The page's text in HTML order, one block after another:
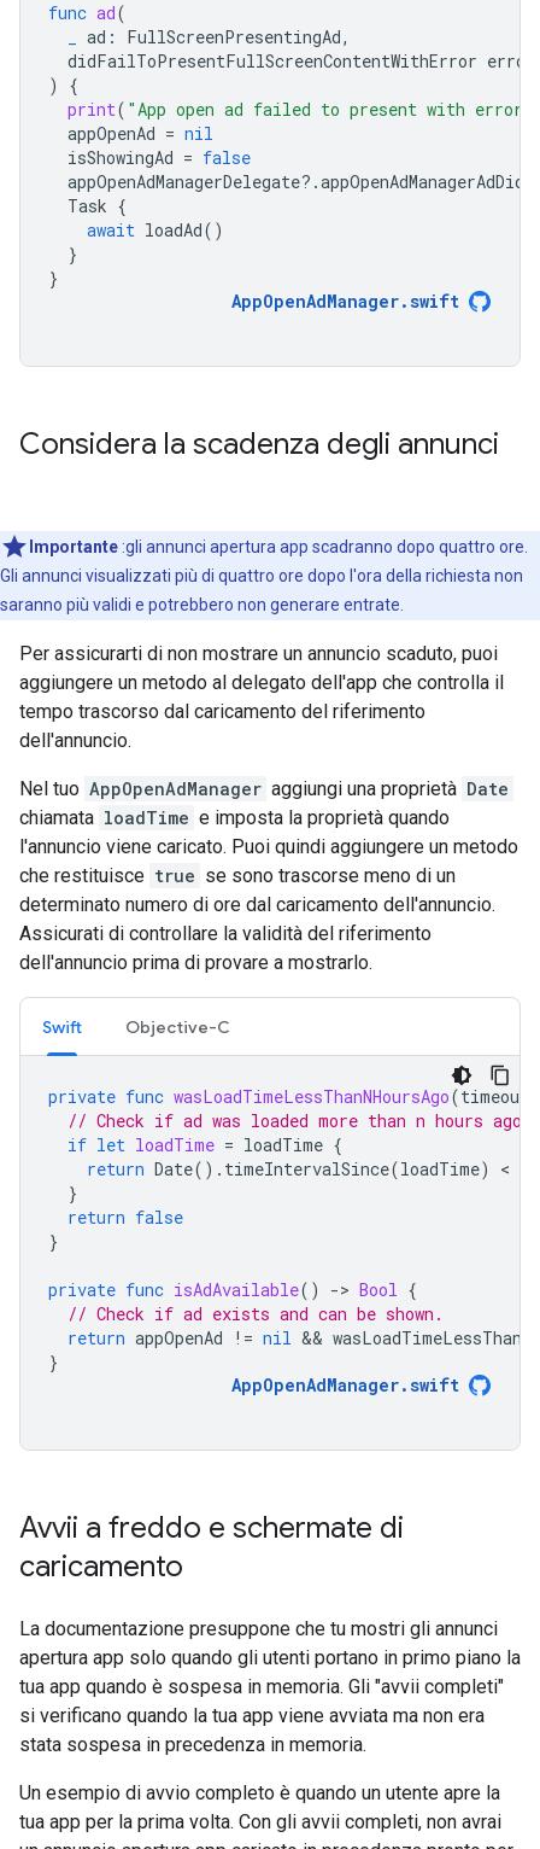
func ad(
ad : FullScreenPresentingAd,
didFailToPresentFullScreenContentWithError error
)
{
print( "App open ad failed to present with
appOpenAd = nil
isShowingAd = false
appOpenAdManagerDelegate?.
Task {
await loadAd()
}
}
AppOpenAdManager.swift
Considera la scadenza degli annunci
Importante :gli annunci apertura app scadranno dopo quattro ore.
Gli annunci visualizzati più di quattro ore dopo l'ora della richiesta non
saranno più validi e potrebbero non generare entrate.
Per assicurarti di non mostrare un annuncio scaduto, puoi
aggiungere un metodo al delegato dell'app che controlla il
tempo trascorso dal caricamento del riferimento
dell'annuncio.
Nel tuo AppOpenAdManager aggiungi una proprietà Date
chiamata loadTime e imposta la proprietà quando
l'annuncio viene caricato. Puoi quindi aggiungere un metodo
che restituisce true se sono trascorse meno di un
determinato numero di ore dal caricamento dell'annuncio.
Assicurati di controllare la validità del riferimento
dell'annuncio prima di provare a mostrarlo.
Swift Objective-C
private func wasLoadTimeLessThanNHoursAgo(
// Check if ad was loaded more than n hours ago.
if let loadTime = loadTime {
return Date(). timeIntervalSince(loadTime) <
}
return false
}
private func isAdAvailable() -> Bool {
// Check if ad exists and can be shown.
return appOpenAd != nil &&
}
AppOpenAdManager.swift
Avvii a freddo e schermate di
caricamento
La documentazione presuppone che tu mostri gli annunci
apertura app solo quando gli utenti portano in primo piano la
tua app quando è sospesa in memoria. Gli "avvii completi"
si verificano quando la tua app viene avviata ma non era
stata sospesa in precedenza in memoria.
Un esempio di avvio completo è quando un utente apre la
tua app per la prima volta. Con gli avvii completi, non avrai